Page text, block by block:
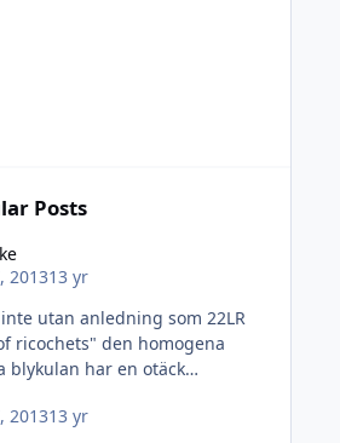
Posts
201313 yr
ricochets" den homogena
blykulan har en otäck
studsa mot även ganska
mjuka bakgrunder. Jag jobbar heltid
201313 yr